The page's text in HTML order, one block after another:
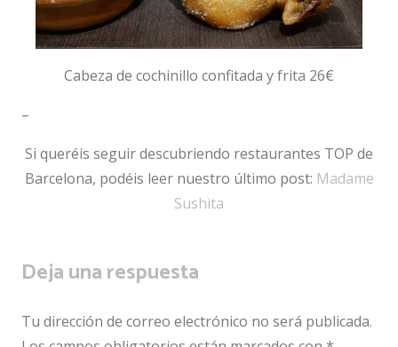
Cabeza de cochinillo confitada y frita 26€
–
Si queréis seguir descubriendo restaurantes TOP de
Barcelona, podéis leer nuestro último post: Madame
Sushita
Deja una respuesta
Tu dirección de correo electrónico no será publicada.